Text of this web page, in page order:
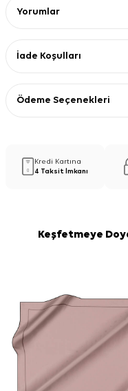
Yorumlar
İade Koşulları
Ödeme Seçenekleri
Kredi Kartına
4 Taksit İmkanı
Keşfetmeye